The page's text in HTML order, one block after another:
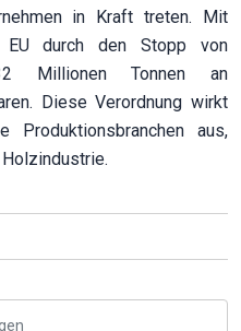
in Kraft treten. Mit
durch den Stopp von
Millionen Tonnen an
Diese Verordnung wirkt
Produktionsbranchen aus,